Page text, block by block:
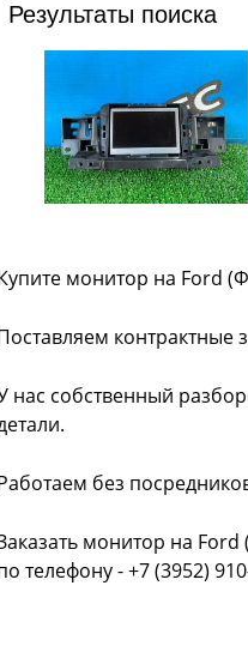
Результаты поиска
монитор на Ford
контрактные
нас собственный
без
монитор на
телефону - +7 (3952)